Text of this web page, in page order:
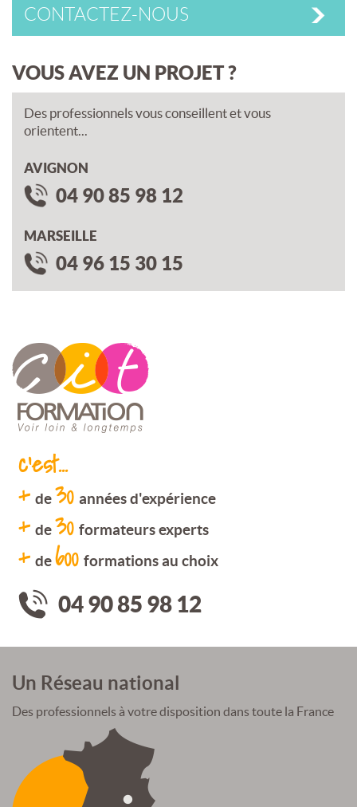
CONTACTEZ-NOUS
VOUS AVEZ UN PROJET ?
Des professionnels vous conseillent et vous
orientent...
AVIGNON
04 90 85 98 12
MARSEILLE
04 96 15 30 15
c'est...
+ de30 années d'expérience
+ de30 formateurs experts
+ de600 formations au choix
04 90 85 98 12
Un Réseau national
Des professionnels à votre disposition dans toute la France